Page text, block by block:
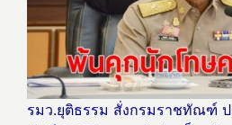
รมว.ยุติธรรม สั่งกรมราชทัณฑ์